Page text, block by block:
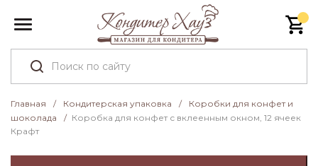
Главная / Кондитерская упаковка /
Коробки для конфет и
шоколада
/ Коробка для конфет с вклеенным окном, 12 ячеек
Крафт